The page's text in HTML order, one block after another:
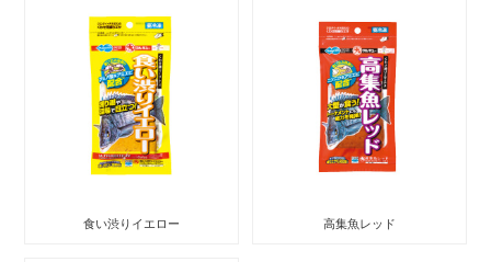
食い渋りイエロー 高集魚レッド